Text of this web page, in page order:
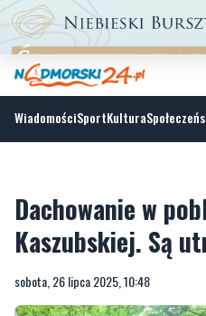
WiadomościSportKultura
Dachowanie w
Kaszubskiej. Są
sobota, 26 lipca 2025, 10:48